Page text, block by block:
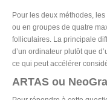
Pour les deux méthodes,
ou en groupes de quatre
folliculaires. La principale
d’un ordinateur plutôt que
ce qui peut accélérer
ARTAS ou